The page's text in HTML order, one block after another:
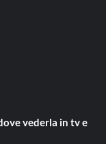
vederla in tv e